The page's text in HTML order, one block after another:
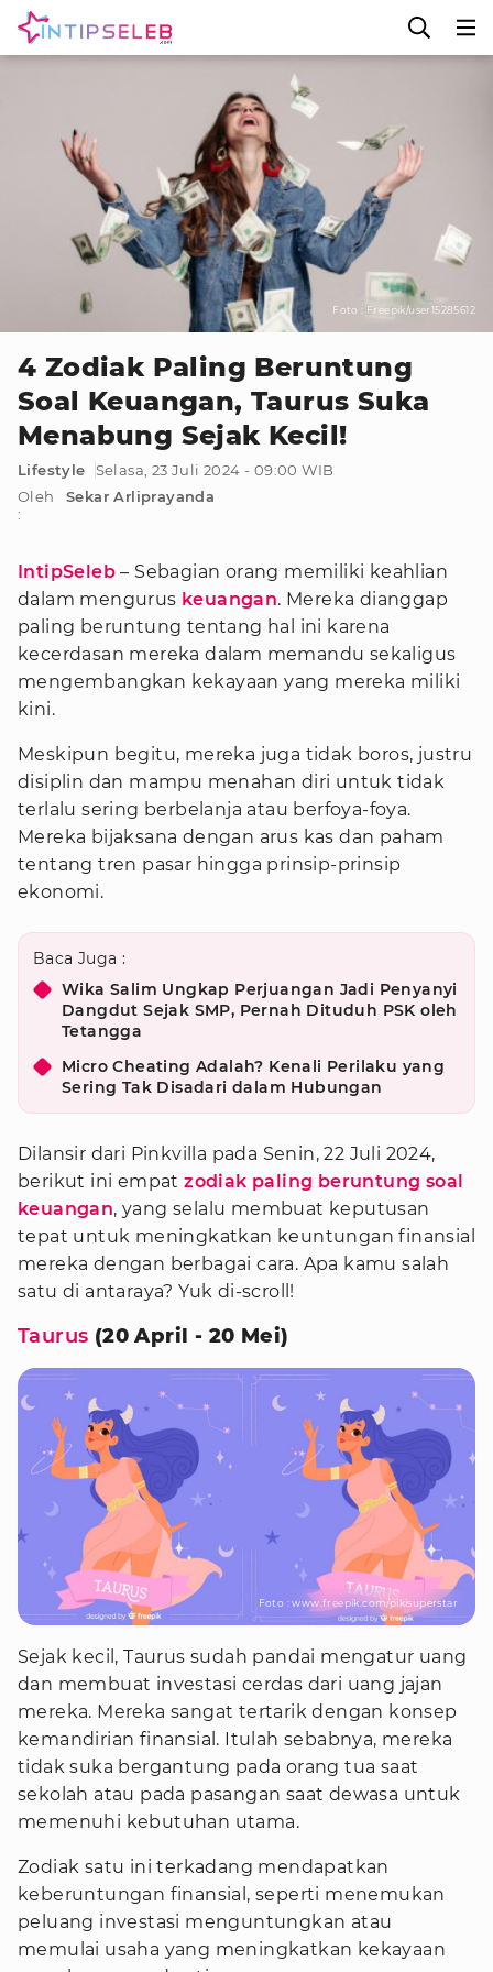
Foto : Freepik/user15285612
4 Zodiak Paling Beruntung
Soal Keuangan, Taurus Suka
Menabung Sejak Kecil!
Lifestyle
Selasa, 23 Juli 2024 - 09:00 WIB
Oleh
:
Sekar Arliprayanda
IntipSeleb – Sebagian orang memiliki keahlian
dalam mengurus keuangan. Mereka dianggap
paling beruntung tentang hal ini karena
kecerdasan mereka dalam memandu sekaligus
mengembangkan kekayaan yang mereka miliki
kini.
Meskipun begitu, mereka juga tidak boros, justru
disiplin dan mampu menahan diri untuk tidak
terlalu sering berbelanja atau berfoya-foya.
Mereka bijaksana dengan arus kas dan paham
tentang tren pasar hingga prinsip-prinsip
ekonomi.
Baca Juga :
Wika Salim Ungkap Perjuangan Jadi Penyanyi
Dangdut Sejak SMP, Pernah Dituduh PSK oleh
Tetangga
Micro Cheating Adalah? Kenali Perilaku yang
Sering Tak Disadari dalam Hubungan
Dilansir dari Pinkvilla pada Senin, 22 Juli 2024,
berikut ini empatzodiak paling beruntung soal
keuangan, yang selalu membuat keputusan
tepat untuk meningkatkan keuntungan finansial
mereka dengan berbagai cara. Apa kamu salah
satu di antaraya? Yuk di-scroll!
Taurus (20 April - 20 Mei)
Foto : www.freepik.com/pikisuperstar
Sejak kecil, Taurus sudah pandai mengatur uang
dan membuat investasi cerdas dari uang jajan
mereka. Mereka sangat tertarik dengan konsep
kemandirian finansial. Itulah sebabnya, mereka
tidak suka bergantung pada orang tua saat
sekolah atau pada pasangan saat dewasa untuk
memenuhi kebutuhan utama.
Zodiak satu ini terkadang mendapatkan
keberuntungan finansial, seperti menemukan
peluang investasi menguntungkan atau
memulai usaha yang meningkatkan kekayaan